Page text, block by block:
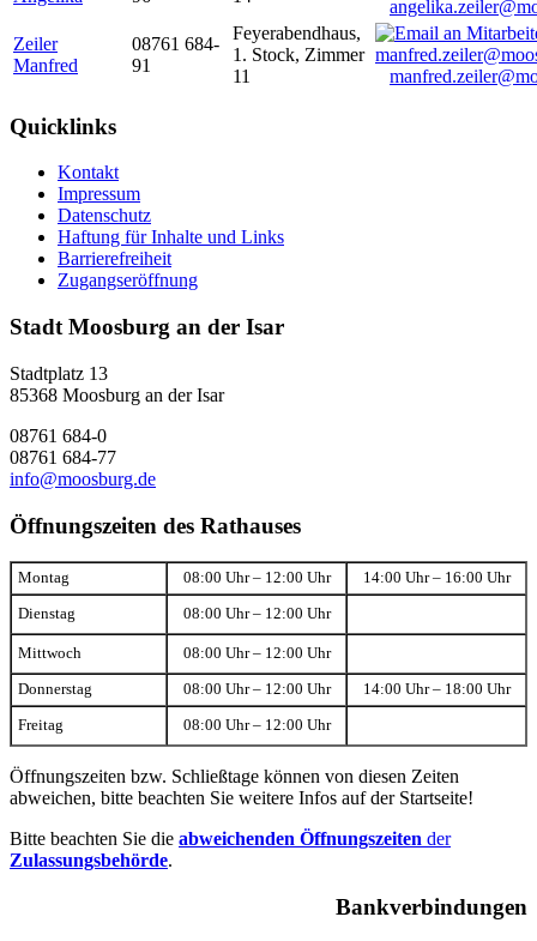
Zeiler
Manfred
08761 684-
91
Feyerabendhaus,
1. Stock, Zimmer
11
Quicklinks
Kontakt
Impressum
Datenschutz
Haftung für Inhalte und Links
Barrierefreiheit
Zugangseröffnung
Stadt Moosburg an der Isar
Stadtplatz 13
85368 Moosburg an der Isar
08761 684-0
08761 684-77
info@moosburg.de
Öffnungszeiten des Rathauses
Montag 08:00 Uhr – 12:00 Uhr 14:00 Uhr – 16:00 Uhr
Dienstag 08:00 Uhr – 12:00 Uhr
Mittwoch 08:00 Uhr – 12:00 Uhr
Donnerstag 08:00 Uhr – 12:00 Uhr 14:00 Uhr – 18:00 Uhr
Freitag 08:00 Uhr – 12:00 Uhr
Öffnungszeiten bzw. Schließtage können von diesen Zeiten
abweichen, bitte beachten Sie weitere Infos auf der Startseite!
Bitte beachten Sie die abweichenden Öffnungszeiten der
Zulassungsbehörde.
Bankverbindungen